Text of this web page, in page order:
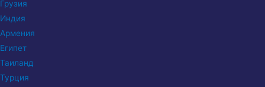
Грузия
Индия
Армения
Египет
Таиланд
Турция